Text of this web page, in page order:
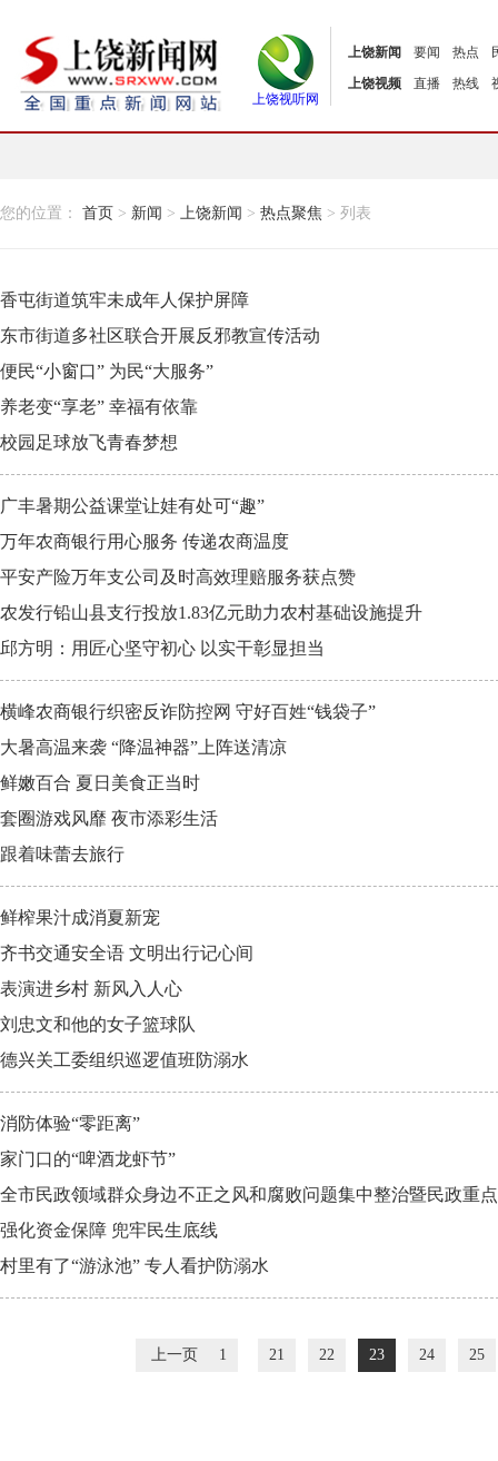
上饶视听网
上饶新闻 要闻 热点
上饶视频
直播 热线
您的位置： 首页 > 新闻 > 上饶新闻 > 热点聚焦 > 列表
香屯街道筑牢未成年人保护屏障
东市街道多社区联合开展反邪教宣传活动
便民“小窗口” 为民“大服务”
养老变“享老” 幸福有依靠
校园足球放飞青春梦想
广丰暑期公益课堂让娃有处可“趣”
万年农商银行用心服务 传递农商温度
平安产险万年支公司及时高效理赔服务获点赞
农发行铅山县支行投放1.83亿元助力农村基础设施提升
邱方明：用匠心坚守初心 以实干彰显担当
横峰农商银行织密反诈防控网 守好百姓“钱袋子”
大暑高温来袭 “降温神器”上阵送清凉
鲜嫩百合 夏日美食正当时
套圈游戏风靡 夜市添彩生活
跟着味蕾去旅行
鲜榨果汁成消夏新宠
齐书交通安全语 文明出行记心间
表演进乡村 新风入人心
刘忠文和他的女子篮球队
德兴关工委组织巡逻值班防溺水
消防体验“零距离”
家门口的“啤酒龙虾节”
全市民政领域群众身边不正之风和腐败问题集中整治暨民政重
强化资金保障 兜牢民生底线
村里有了“游泳池” 专人看护防溺水
上一页 1 21 22 23 24 25